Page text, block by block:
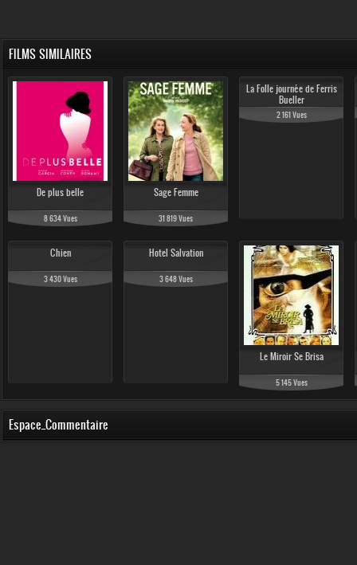
FILMS SIMILAIRES
De plus belle
8 634 Vues
Sage Femme
31 819 Vues
La Folle journée de Ferris
Bueller
2 161 Vues
Chien
3 430 Vues
Hotel Salvation
3 648 Vues
Le Miroir Se Brisa
5 145 Vues
Espace_Commentaire